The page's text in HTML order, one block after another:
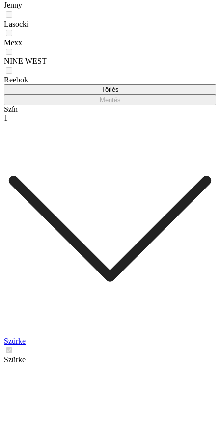
Jenny
Lasocki
Mexx
NINE WEST
Reebok
Törlés
Mentés
Szín
1
Szürke
Szürke